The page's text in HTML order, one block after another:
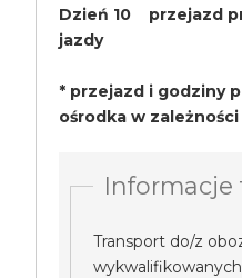
Dzień 10 przejazd
jazdy
* przejazd i godziny
ośrodka w
Informacje
Transport do/z
wykwalifikowanych